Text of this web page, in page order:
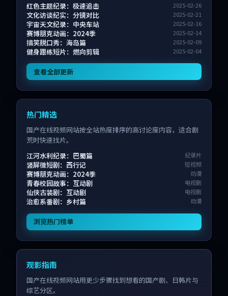
红色主题纪录：极速追击
2025-02-26
文化访谈纪实：分镜对比 2025-02-21
宇宙天文纪录：中央车站 2025-02-16
赛博朋克动画：2024季 2025-02-14
搞笑脱口秀：海岛篇 2025-02-09
健身跟练短片：燃向剪辑 2025-02-04
查看全部更新
热门精选
国产在线视频网站按全站热度排序的高讨论度内容，适合剧
荒时快速找片。
江河水利纪录：巴蜀篇
纪录片
竖屏微短剧：西行记 短视频
赛博朋克动画：2024季 动漫
青春校园故事：互动剧 电视剧
仙侠古装剧：互动剧 电视剧
治愈系番剧：乡村篇 动漫
浏览热门榜单
观影指南
国产在线视频网站用更少步骤找到想看的国产剧、日韩片与
综艺分区。